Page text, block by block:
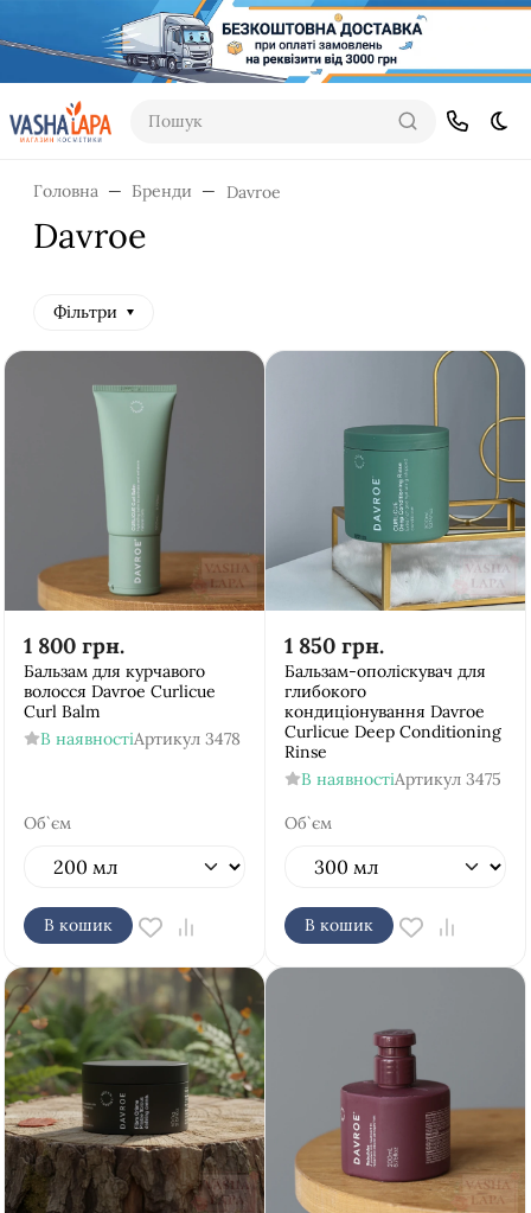
Пошук
Головна Бренди Davroe
Davroe
Фільтри
1 800 грн.
Бальзам для курчавого
волосся Davroe Curlicue
Curl Balm
В наявностіАртикул 3478
Об`єм
В кошик
1 850 грн.
Бальзам-ополіскувач для
глибокого
кондиціонування Davroe
Curlicue Deep Conditioning
Rinse
В наявностіАртикул 3475
Об`єм
В кошик